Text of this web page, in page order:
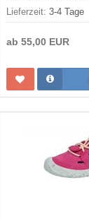
Lieferzeit: 3-4 Tage
ab 55,00 EUR